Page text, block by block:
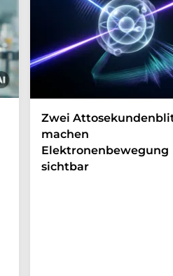
Zwei
machen
Elektronenbewegung
sichtbar